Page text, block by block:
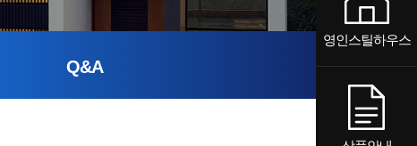
영인스틸하우스
Q&A